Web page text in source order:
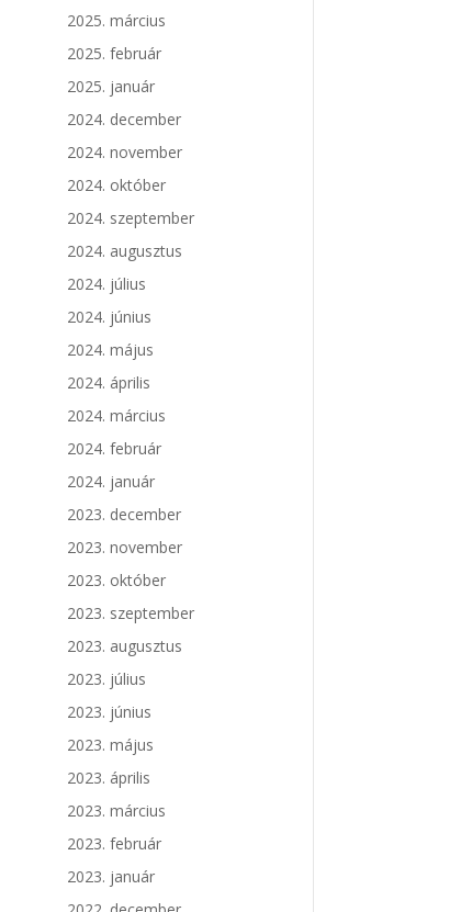
2025. március
2025. február
2025. január
2024. december
2024. november
2024. október
2024. szeptember
2024. augusztus
2024. július
2024. június
2024. május
2024. április
2024. március
2024. február
2024. január
2023. december
2023. november
2023. október
2023. szeptember
2023. augusztus
2023. július
2023. június
2023. május
2023. április
2023. március
2023. február
2023. január